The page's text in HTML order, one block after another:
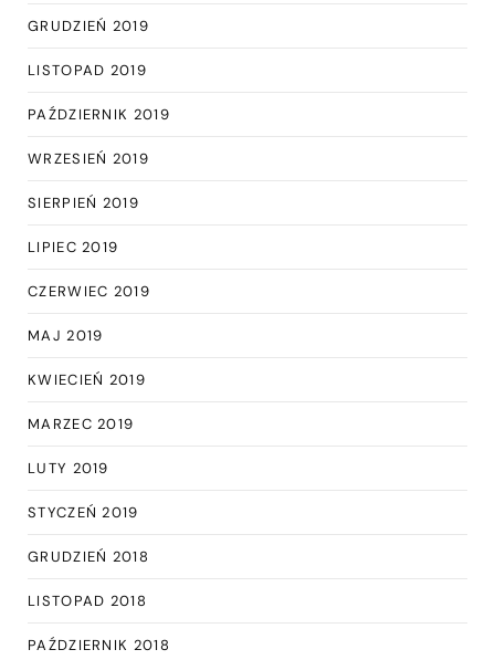
GRUDZIEŃ 2019
LISTOPAD 2019
PAŹDZIERNIK 2019
WRZESIEŃ 2019
SIERPIEŃ 2019
LIPIEC 2019
CZERWIEC 2019
MAJ 2019
KWIECIEŃ 2019
MARZEC 2019
LUTY 2019
STYCZEŃ 2019
GRUDZIEŃ 2018
LISTOPAD 2018
PAŹDZIERNIK 2018